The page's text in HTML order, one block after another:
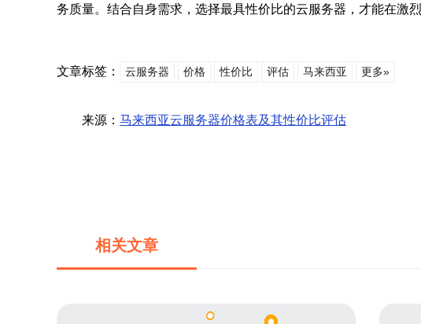
务质量。结合自身需求，选择最具性价比的云服务器，才能在激
文章标签： 云服务器 价格 性价比 评估 马来西亚 更多»
来源： 马来西亚云服务器价格表及其性价比评估
相关文章